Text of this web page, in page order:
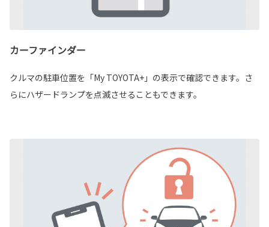
カーファインダー
クルマの駐車位置を「My TOYOTA+」の表示で確認できます。さ
らにハザードランプを点滅させることもできます。